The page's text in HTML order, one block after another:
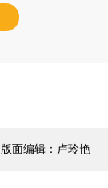
版面编辑：卢玲艳